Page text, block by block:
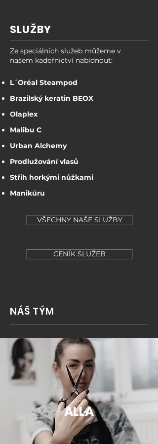
SLUŽBY
Ze speciálních služeb můžeme v
našem kadeřnictví nabídnout:
L´Oréal Steampod
Brazilský keratin BEOX
Olaplex
Malibu C
Urban Alchemy
Prodlužování vlasů
Střih horkými nůžkami
Manikúru
VŠECHNY NAŠE SLUŽBY
CENÍK SLUŽEB
NÁŠ TÝM
ALLA